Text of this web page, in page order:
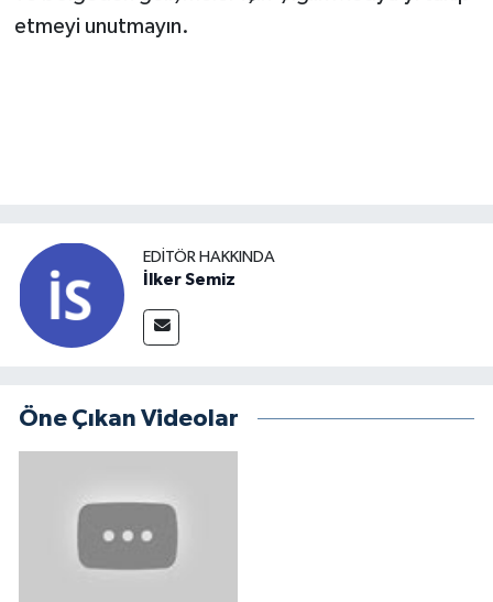
etmeyi unutmayın.
EDITÖR HAKKINDA
İlker Semiz
Öne Çıkan Videolar